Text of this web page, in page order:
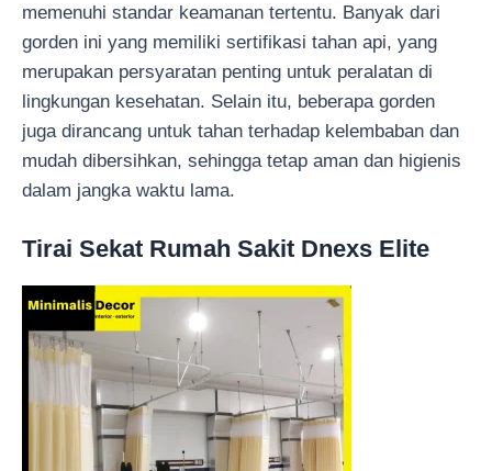
memenuhi standar keamanan tertentu. Banyak dari
gorden ini yang memiliki sertifikasi tahan api, yang
merupakan persyaratan penting untuk peralatan di
lingkungan kesehatan. Selain itu, beberapa gorden
juga dirancang untuk tahan terhadap kelembaban dan
mudah dibersihkan, sehingga tetap aman dan higienis
dalam jangka waktu lama.
Tirai Sekat Rumah Sakit Dnexs Elite